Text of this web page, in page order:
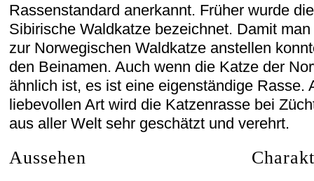
Rassenstandard anerkannt. Früher wurde
Sibirische Waldkatze bezeichnet. Damit
zur Norwegischen Waldkatze anstellen
den Beinamen. Auch wenn die Katze der
ähnlich ist, es ist eine eigenständige Rasse.
liebevollen Art wird die Katzenrasse bei
aus aller Welt sehr geschätzt und verehrt.
Aussehen